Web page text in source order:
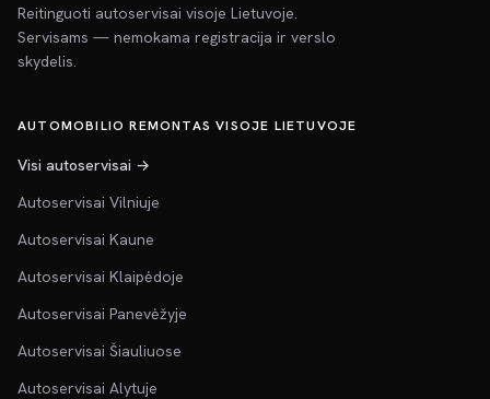
Reitinguoti autoservisai visoje Lietuvoje.
Servisams — nemokama registracija ir verslo
skydelis.
AUTOMOBILIO REMONTAS VISOJE LIETUVOJE
Visi autoservisai →
Autoservisai Vilniuje
Autoservisai Kaune
Autoservisai Klaipėdoje
Autoservisai Panevėžyje
Autoservisai Šiauliuose
Autoservisai Alytuje